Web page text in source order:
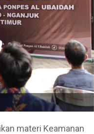
materi Keamanan